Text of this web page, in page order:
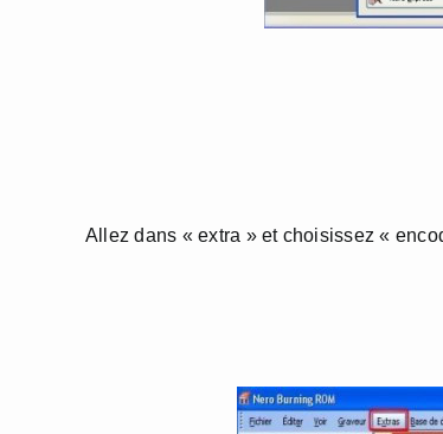
Allez dans « extra » et choisissez «